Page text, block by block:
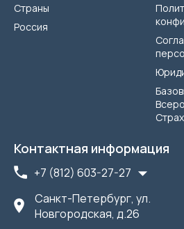
Страны
Россия
Контактная информация
+7 (812) 603-27-27
Санкт-Петербург, ул.
Новгородская, д.26